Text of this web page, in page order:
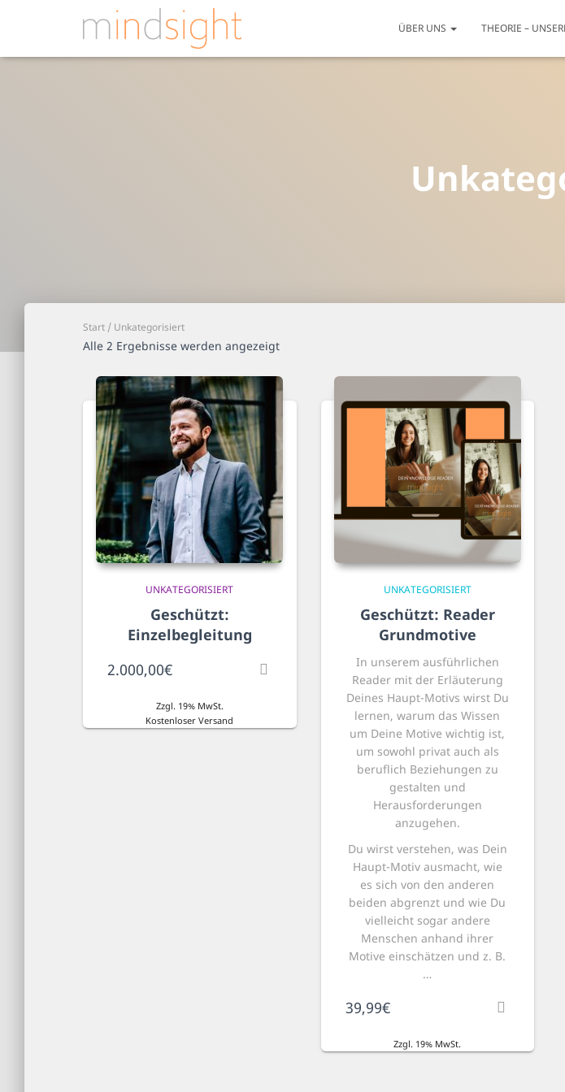
ÜBER UNS THEORIE –
Start / Unkategorisiert
Alle 2 Ergebnisse werden angezeigt
UNKATEGORISIERT
Geschützt:
Einzelbegleitung
2.000,00€
Zzgl. 19% MwSt.
Kostenloser Versand
UNKATEGORISIERT
Geschützt: Reader
Grundmotive
In unserem ausführlichen
Reader mit der Erläuterung
Deines Haupt-Motivs wirst Du
lernen, warum das Wissen
um Deine Motive wichtig ist,
um sowohl privat auch als
beruflich Beziehungen zu
gestalten und
Herausforderungen
anzugehen.
Du wirst verstehen, was Dein
Haupt-Motiv ausmacht, wie
es sich von den anderen
beiden abgrenzt und wie Du
vielleicht sogar andere
Menschen anhand ihrer
Motive einschätzen und z. B.
…
39,99€
Zzgl. 19% MwSt.